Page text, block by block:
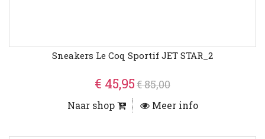
Sneakers Le Coq Sportif JET STAR_2
€ 45,95€ 85,00
Naar shop Meer info